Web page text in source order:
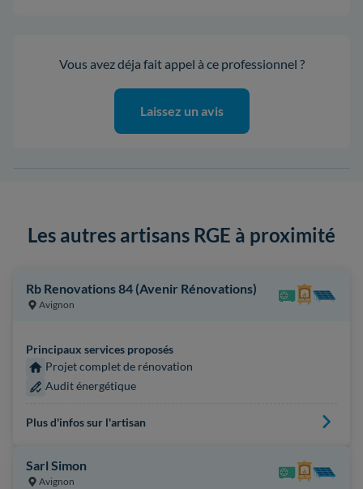
Vous avez déja fait appel à ce professionnel ?
Laissez un avis
Les autres artisans RGE à proximité
Rb Renovations 84 (Avenir Rénovations)
Avignon
Principaux services proposés
Projet complet de rénovation
Audit énergétique
Plus d'infos sur l'artisan
Sarl Simon
Avignon